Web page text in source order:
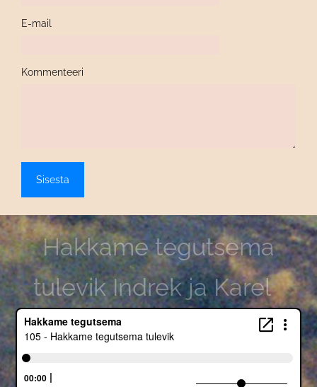
E-mail
Kommenteeri
Hakkame tegutsema
tulevik Indrek ja Karel